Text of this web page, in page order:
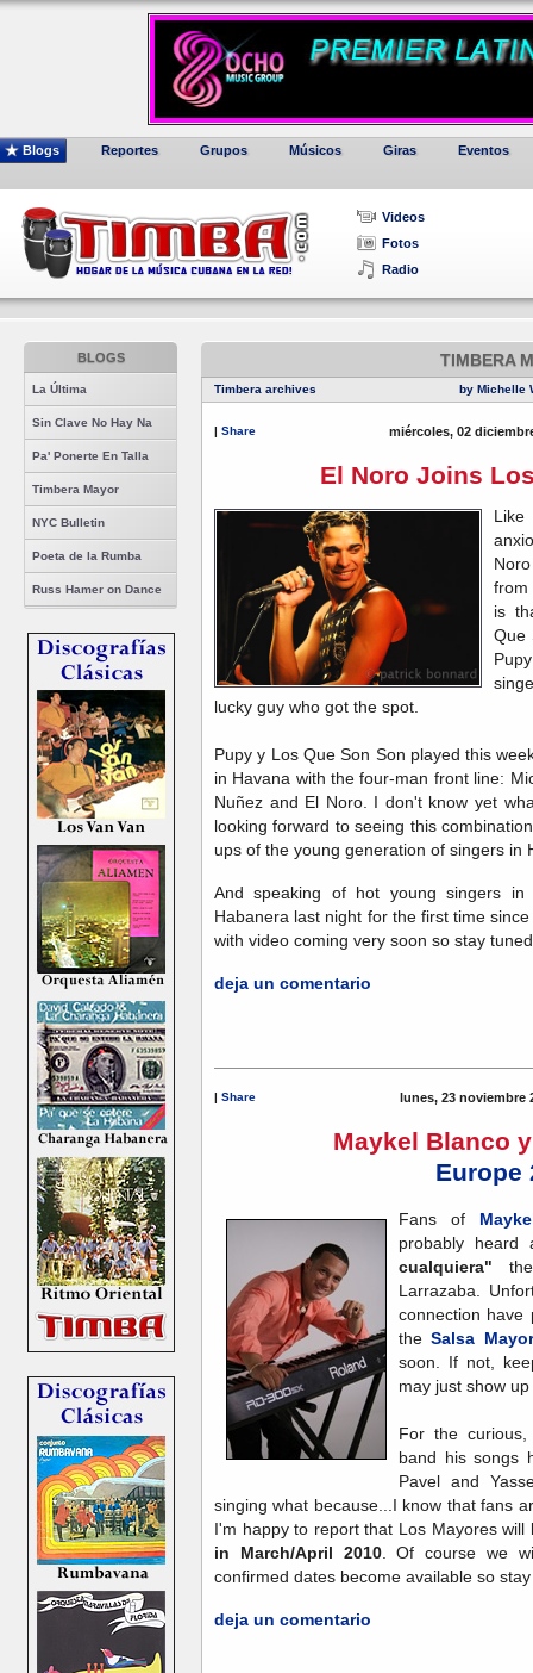
Blogs Reportes Grupos Músicos Giras Eventos
Videos
Fotos
Radio
BLOGS
La Última
Sin Clave No Hay Na
Pa' Ponerte En Talla
Timbera Mayor
NYC Bulletin
Poeta de la Rumba
Russ Hamer on Dance
TIMBERA
Timbera archives by Michelle
| Share miércoles, 02
El Noro Joins
from
is
Que
lucky guy who got the spot.
Pupy y Los Que Son Son played this
in Havana with the four-man front line:
Nuñez and El Noro. I don't know yet
looking forward to seeing this
ups of the young generation of singers in
And speaking of hot young singers
Habanera last night for the first time
with video coming very soon so stay
deja un comentario
| Share lunes, 23 noviembre
Maykel Blanco
Europe
Fans of
probably
cualquiera"
Larrazaba.
connection have
theSalsa
soon. If not,
may just show
For the
band his songs
Pavel and
singing what because...I know that fans
I'm happy to report that Los Mayores
in March/April 2010. Of course we
confirmed dates become available so
deja un comentario